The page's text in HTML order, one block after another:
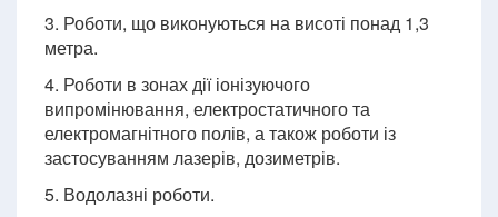
3. Роботи, що виконуються на висоті понад 1,3
метра.
4. Роботи в зонах дії іонізуючого
випромінювання, електростатичного та
електромагнітного полів, а також роботи із
застосуванням лазерів, дозиметрів.
5. Водолазні роботи.